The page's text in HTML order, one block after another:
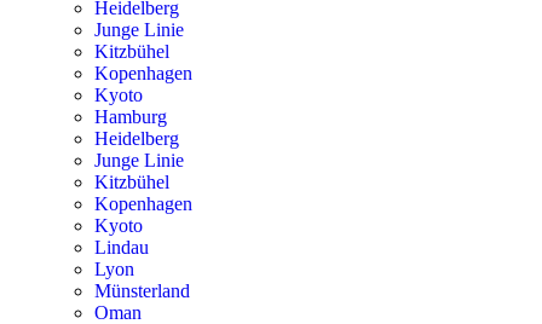
Heidelberg
Junge Linie
Kitzbühel
Kopenhagen
Kyoto
Hamburg
Heidelberg
Junge Linie
Kitzbühel
Kopenhagen
Kyoto
Lindau
Lyon
Münsterland
Oman